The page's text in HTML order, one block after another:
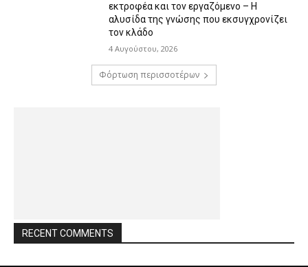
εκτροφέα και τον εργαζόμενο – Η
αλυσίδα της γνώσης που εκσυγχρονίζει
τον κλάδο
4 Αυγούστου, 2026
Φόρτωση περισσοτέρων
RECENT COMMENTS